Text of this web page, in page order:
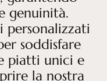
genuinità.
personalizzati
soddisfare
piatti unici e
la nostra